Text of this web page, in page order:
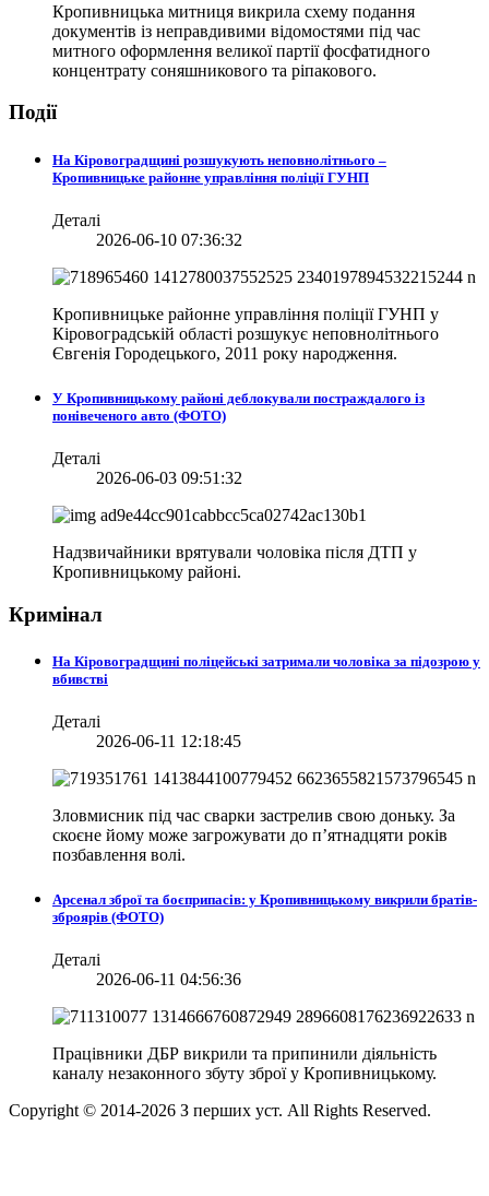
Кропивницька митниця викрила схему подання
документів із неправдивими відомостями під час
митного оформлення великої партії фосфатидного
концентрату соняшникового та ріпакового.
Події
На Кіровоградщині розшукують неповнолітнього –
Кропивницьке районне управління поліції ГУНП
Деталі
2026-06-10 07:36:32
Кропивницьке районне управління поліції ГУНП у
Кіровоградській області розшукує неповнолітнього
Євгенія Городецького, 2011 року народження.
У Кропивницькому районі деблокували постраждалого із
понівеченого авто (ФОТО)
Деталі
2026-06-03 09:51:32
Надзвичайники врятували чоловіка після ДТП у
Кропивницькому районі.
Кримінал
На Кіровоградщині поліцейські затримали чоловіка за підозрою у
вбивстві
Деталі
2026-06-11 12:18:45
Зловмисник під час сварки застрелив свою доньку. За
скоєне йому може загрожувати до п’ятнадцяти років
позбавлення волі.
Арсенал зброї та боєприпасів: у Кропивницькому викрили братів-
зброярів (ФОТО)
Деталі
2026-06-11 04:56:36
Працівники ДБР викрили та припинили діяльність
каналу незаконного збуту зброї у Кропивницькому.
Copyright © 2014-2026 З перших уст. All Rights Reserved.